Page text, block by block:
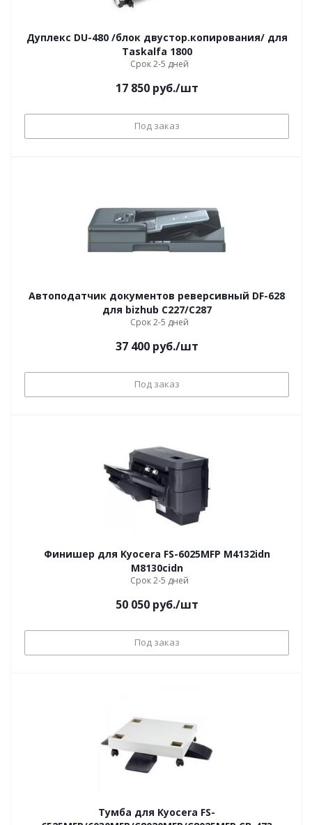
Дуплекс DU-480 /блок двустор.копирования/ для
Taskalfa 1800
Срок 2-5 дней
17 850руб./шт
Под заказ
Автоподатчик документов реверсивный DF-628
для bizhub C227/С287
Срок 2-5 дней
37 400руб./шт
Под заказ
Финишер для Kyocera FS-6025MFP M4132idn
M8130cidn
Срок 2-5 дней
50 050руб./шт
Под заказ
Тумба для Kyocera FS-